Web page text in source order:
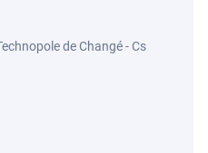
de Changé - Cs